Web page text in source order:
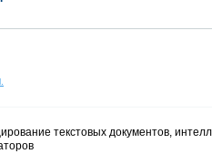
текстовых документов,